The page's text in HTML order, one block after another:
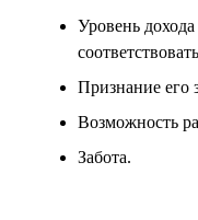
Уровень
Признание его
Возможность
Забота.